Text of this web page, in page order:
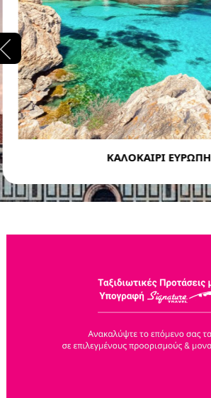
ΚΑΛΟΚΑΙΡΙ ΕΥΡΩΠΗ